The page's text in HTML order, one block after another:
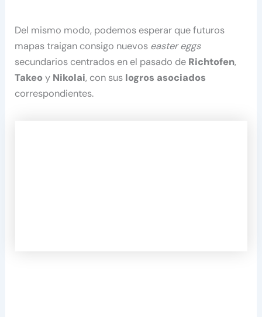
Del mismo modo, podemos esperar que futuros
mapas traigan consigo nuevos easter eggs
secundarios centrados en el pasado de Richtofen,
Takeoy Nikolai, con sus logros asociados
correspondientes.